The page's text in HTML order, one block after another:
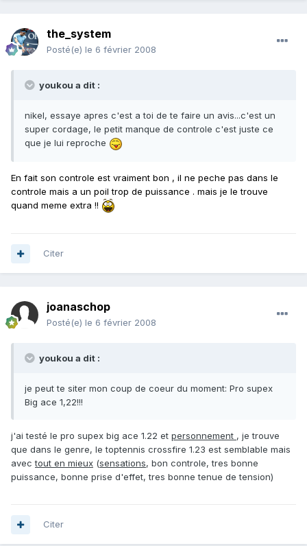
the_system
Posté(e) le 6 février 2008
youkou a dit :
nikel, essaye apres c'est a toi de te faire un avis...c'est un
super cordage, le petit manque de controle c'est juste ce
que je lui reproche
En fait son controle est vraiment bon , il ne peche pas dans le
controle mais a un poil trop de puissance . mais je le trouve
quand meme extra !!
Citer
joanaschop
Posté(e) le 6 février 2008
youkou a dit :
je peut te siter mon coup de coeur du moment: Pro supex
Big ace 1,22!!!
j'ai testé le pro supex big ace 1.22 et personnement , je trouve
que dans le genre, le toptennis crossfire 1.23 est semblable mais
avectout en mieux (sensations, bon controle, tres bonne
puissance, bonne prise d'effet, tres bonne tenue de tension)
Citer